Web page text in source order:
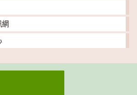
網